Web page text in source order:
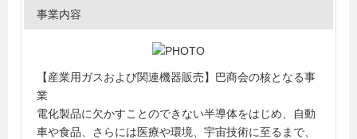
事業内容
【産業用ガスおよび関連機器販売】巴商会の核となる事
業
電化製品に欠かすことのできない半導体をはじめ、自動
車や食品、さらには医療や環境、宇宙技術に至るまで、